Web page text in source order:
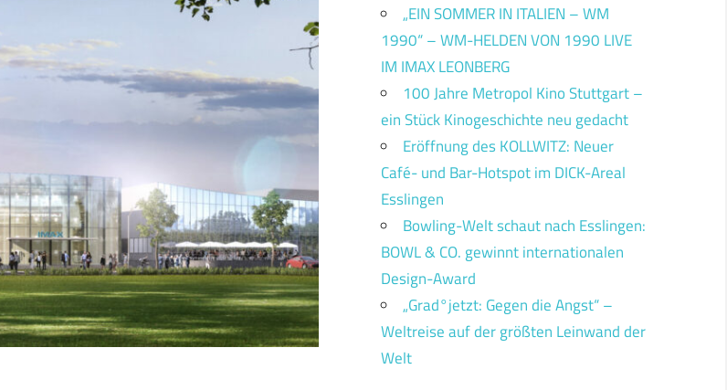
„EIN SOMMER IN ITALIEN – WM
1990“ – WM-HELDEN VON 1990 LIVE
IM IMAX LEONBERG
100 Jahre Metropol Kino Stuttgart –
ein Stück Kinogeschichte neu gedacht
Eröffnung des KOLLWITZ: Neuer
Café- und Bar-Hotspot im DICK-Areal
Esslingen
Bowling-Welt schaut nach Esslingen:
BOWL & CO. gewinnt internationalen
Design-Award
„Grad°jetzt: Gegen die Angst“ –
Weltreise auf der größten Leinwand der
Welt